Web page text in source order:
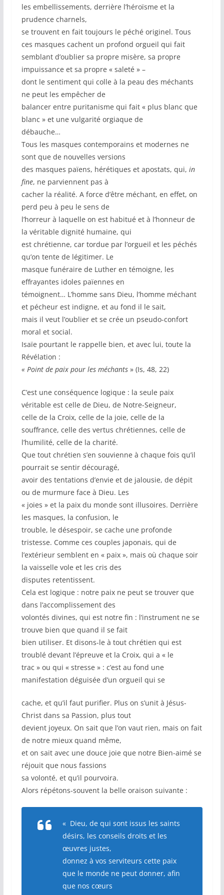
les embellissements, derrière l’héroïsme et la
prudence charnels,
se trouvent en fait toujours le péché originel. Tous
ces masques cachent un profond orgueil qui fait
semblant d’oublier sa propre misère, sa propre
impuissance et sa propre « saleté » –
dont le sentiment qui colle à la peau des méchants
ne peut les empêcher de
balancer entre puritanisme qui fait « plus blanc que
blanc » et une vulgarité orgiaque de
débauche…
Tous les masques contemporains et modernes ne
sont que de nouvelles versions
des masques païens, hérétiques et apostats, qui, in
fine, ne parviennent pas à
cacher la réalité. A force d’être méchant, en effet, on
perd peu à peu le sens de
l’horreur à laquelle on est habitué et à l’honneur de
la véritable dignité humaine, qui
est chrétienne, car tordue par l’orgueil et les péchés
qu’on tente de légitimer. Le
masque funéraire de Luther en témoigne, les
effrayantes idoles païennes en
témoignent… L’homme sans Dieu, l’homme méchant
et pécheur est indigne, et au fond il le sait,
mais il veut l’oublier et se crée un pseudo-confort
moral et social.
Isaïe pourtant le rappelle bien, et avec lui, toute la
Révélation :
« Point de paix pour les méchants » (Is, 48, 22)
C’est une conséquence logique : la seule paix
véritable est celle de Dieu, de Notre-Seigneur,
celle de la Croix, celle de la joie, celle de la
souffrance, celle des vertus chrétiennes, celle de
l’humilité, celle de la charité.
Que tout chrétien s’en souvienne à chaque fois qu’il
pourrait se sentir découragé,
avoir des tentations d’envie et de jalousie, de dépit
ou de murmure face à Dieu. Les
« joies » et la paix du monde sont illusoires. Derrière
les masques, la confusion, le
trouble, le désespoir, se cache une profonde
tristesse. Comme ces couples japonais, qui de
l’extérieur semblent en « paix », mais où chaque soir
la vaisselle vole et les cris des
disputes retentissent.
Cela est logique : notre paix ne peut se trouver que
dans l’accomplissement des
volontés divines, qui est notre fin : l’instrument ne se
trouve bien que quand il se fait
bien utiliser. Et disons-le à tout chrétien qui est
troublé devant l’épreuve et la Croix, qui a « le
trac » ou qui « stresse » : c’est au fond une
manifestation déguisée d’un orgueil qui se
cache, et qu’il faut purifier. Plus on s’unit à Jésus-
Christ dans sa Passion, plus tout
devient joyeux. On sait que l’on vaut rien, mais on fait
de notre mieux quand même,
et on sait avec une douce joie que notre Bien-aimé se
réjouit que nous fassions
sa volonté, et qu’il pourvoira.
Alors répétons-souvent la belle oraison suivante :
« Dieu, de qui sont issus les saints
désirs, les conseils droits et les
œuvres justes,
donnez à vos serviteurs cette paix
que le monde ne peut donner, afin
que nos cœurs